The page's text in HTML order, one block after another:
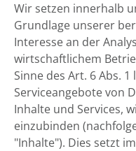
Wir setzen innerhalb
Grundlage unserer
Interesse an der
wirtschaftlichem
Sinne des Art. 6 Abs.
Serviceangebote von
Inhalte und Services,
einzubinden
"Inhalte"). Dies setzt